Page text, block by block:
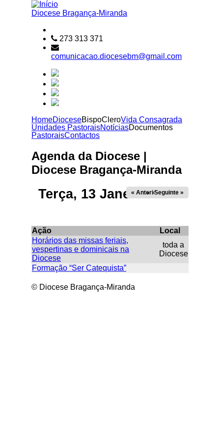
Passar para o conteúdo principal
Diocese Bragança-Miranda
273 313 371
comunicacao.diocesebm@gmail.com
HomeDioceseBispoCleroVida Consagrada
Unidades PastoraisNotíciasDocumentos
PastoraisContactos
Agenda da Diocese |
Diocese Bragança-Miranda
Terça, 13 Janeiro 2026
« AnteriorSeguinte »
Ação
Local
Horários das missas feriais,
vespertinas e dominicais na
Diocese
toda a
Diocese
Formação “Ser Catequista”
© Diocese Bragança-Miranda